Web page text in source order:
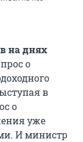
на днях
о
в
о
уже
И министр